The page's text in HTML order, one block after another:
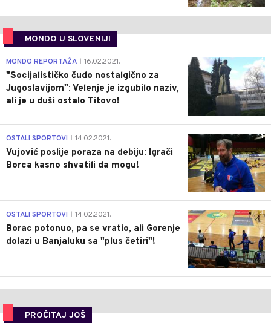
MONDO U SLOVENIJI
4
MONDO REPORTAŽA 16.02.2021.
"Socijalističko čudo nostalgično za
Jugoslavijom": Velenje je izgubilo naziv,
ali je u duši ostalo Titovo!
1
OSTALI SPORTOVI 14.02.2021.
Vujović poslije poraza na debiju: Igrači
Borca kasno shvatili da mogu!
3
OSTALI SPORTOVI 14.02.2021.
Borac potonuo, pa se vratio, ali Gorenje
dolazi u Banjaluku sa "plus četiri"!
PROČITAJ JOŠ